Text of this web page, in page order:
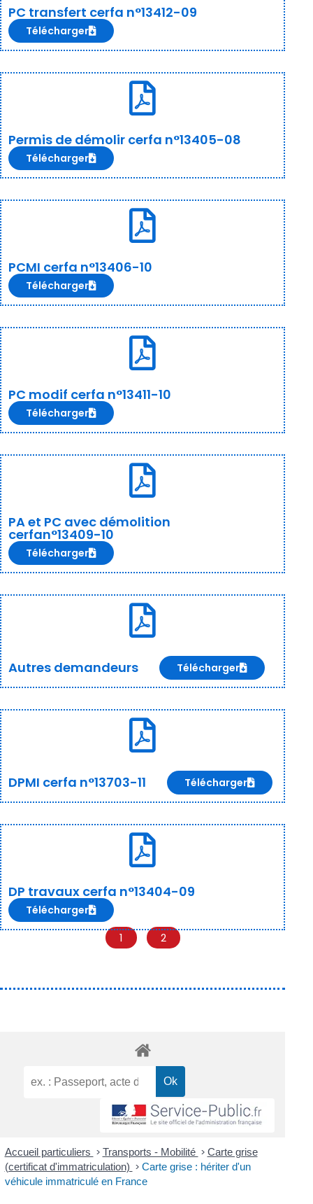
PC transfert cerfa n°13412-09
Télécharger
Permis de démolir cerfa n°13405-08
Télécharger
PCMI cerfa n°13406-10
Télécharger
PC modif cerfa n°13411-10
Télécharger
PA et PC avec démolition
cerfan°13409-10
Télécharger
Autres demandeurs Télécharger
DPMI cerfa n°13703-11 Télécharger
DP travaux cerfa n°13404-09
Télécharger
1 2
Accueil particuliers > Transports - Mobilité > Carte grise
(certificat d'immatriculation) > Carte grise : hériter d'un
véhicule immatriculé en France